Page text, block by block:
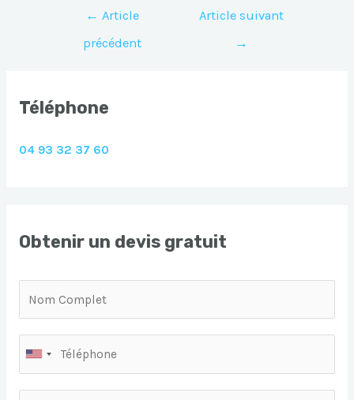
Navigation
l’article
← Article
précédent
Article suivant
→
Téléphone
04 93 32 37 60
Obtenir un devis gratuit